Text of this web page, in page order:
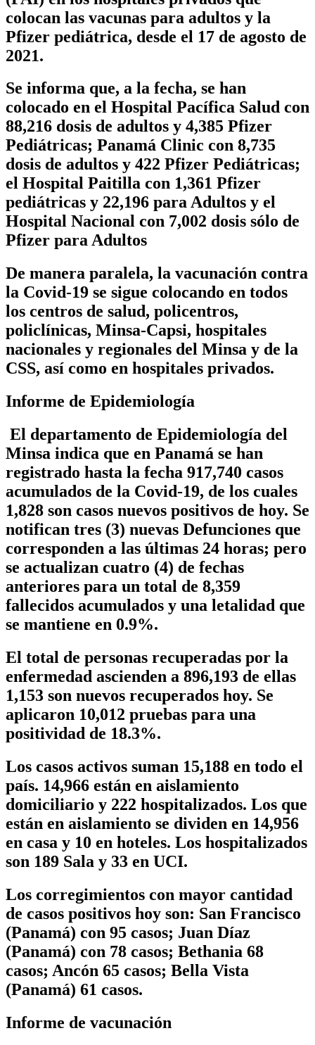
colocan las vacunas para adultos y la
Pfizer pediátrica, desde el 17 de agosto de
2021.
Se informa que, a la fecha, se han
colocado en el Hospital Pacífica Salud con
88,216 dosis de adultos y 4,385 Pfizer
Pediátricas; Panamá Clinic con 8,735
dosis de adultos y 422 Pfizer Pediátricas;
el Hospital Paitilla con 1,361 Pfizer
pediátricas y 22,196 para Adultos y el
Hospital Nacional con 7,002 dosis sólo de
Pfizer para Adultos
De manera paralela, la vacunación contra
la Covid-19 se sigue colocando en todos
los centros de salud, policentros,
policlínicas, Minsa-Capsi, hospitales
nacionales y regionales del Minsa y de la
CSS, así como en hospitales privados.
Informe de Epidemiología
El departamento de Epidemiología del
Minsa indica que en Panamá se han
registrado hasta la fecha 917,740 casos
acumulados de la Covid-19, de los cuales
1,828 son casos nuevos positivos de hoy. Se
notifican tres (3) nuevas Defunciones que
corresponden a las últimas 24 horas; pero
se actualizan cuatro (4) de fechas
anteriores para un total de 8,359
fallecidos acumulados y una letalidad que
se mantiene en 0.9%.
El total de personas recuperadas por la
enfermedad ascienden a 896,193 de ellas
1,153 son nuevos recuperados hoy. Se
aplicaron 10,012 pruebas para una
positividad de 18.3%.
Los casos activos suman 15,188 en todo el
país. 14,966 están en aislamiento
domiciliario y 222 hospitalizados. Los que
están en aislamiento se dividen en 14,956
en casa y 10 en hoteles. Los hospitalizados
son 189 Sala y 33 en UCI.
Los corregimientos con mayor cantidad
de casos positivos hoy son: San Francisco
(Panamá) con 95 casos; Juan Díaz
(Panamá) con 78 casos; Bethania 68
casos; Ancón 65 casos; Bella Vista
(Panamá) 61 casos.
Informe de vacunación